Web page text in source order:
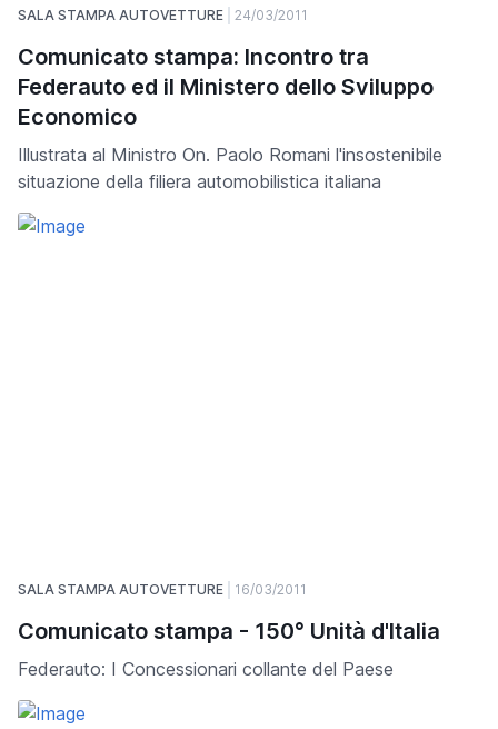
SALA STAMPA AUTOVETTURE 24/03/2011
Comunicato stampa: Incontro tra
Federauto ed il Ministero dello Sviluppo
Economico
Illustrata al Ministro On. Paolo Romani l'insostenibile
situazione della filiera automobilistica italiana
SALA STAMPA AUTOVETTURE 16/03/2011
Comunicato stampa - 150° Unità d'Italia
Federauto: I Concessionari collante del Paese